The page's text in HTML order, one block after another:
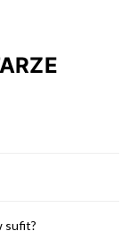
sufit?